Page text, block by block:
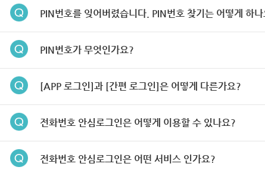
PIN번호를 잊어버렸습니다. PIN번호 찾기는 어떻게 하
PIN번호가 무엇인가요?
[APP 로그인]과 [간편 로그인]은 어떻게 다른가요?
전화번호 안심로그인은 어떻게 이용할 수 있나요?
전화번호 안심로그인은 어떤 서비스 인가요?